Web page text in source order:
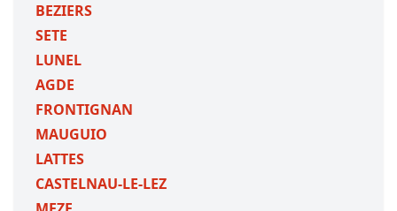
BEZIERS
SETE
LUNEL
AGDE
FRONTIGNAN
MAUGUIO
LATTES
CASTELNAU-LE-LEZ